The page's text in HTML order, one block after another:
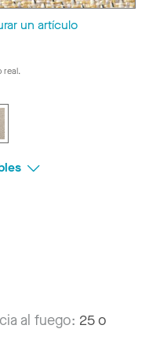
un artículo
real.
al fuego: 25 o